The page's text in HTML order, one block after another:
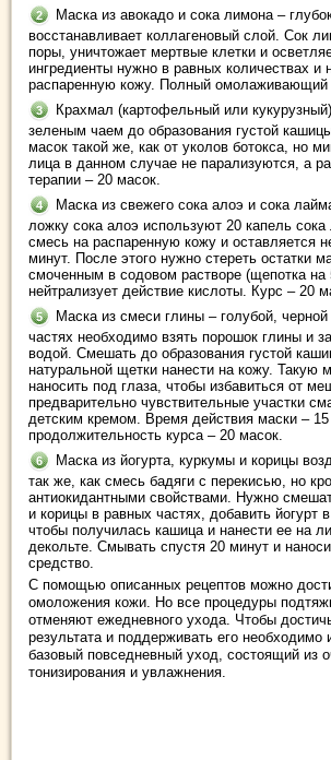
Маска из авокадо и сока лимона –
восстанавливает коллагеновый слой. Сок
поры, уничтожает мертвые клетки и
ингредиенты нужно в равных количествах и
распаренную кожу. Полный омолаживающий
Крахмал (картофельный или
зеленым чаем до образования густой
масок такой же, как от уколов ботокса, но
лица в данном случае не парализуются, а
терапии – 20 масок.
Маска из свежего сока алоэ и сока
ложку сока алоэ используют 20 капель
смесь на распаренную кожу и оставляется
минут. После этого нужно стереть остатки
смоченным в содовом растворе (щепотка
нейтрализует действие кислоты. Курс – 20
Маска из смеси глины – голубой,
частях необходимо взять порошок глины и
водой. Смешать до образования густой
натуральной щетки нанести на кожу. Такую
наносить под глаза, чтобы избавиться от
предварительно чувствительные участки
детским кремом. Время действия маски –
продолжительность курса – 20 масок.
Маска из йогурта, куркумы и корицы
так же, как смесь бадяги с перекисью, но
антиокидантными свойствами. Нужно
и корицы в равных частях, добавить йогурт
чтобы получилась кашица и нанести ее на
декольте. Смывать спустя 20 минут и
средство.
С помощью описанных рецептов можно
омоложения кожи. Но все процедуры
отменяют ежедневного ухода. Чтобы
результата и поддерживать его необходимо
базовый повседневный уход, состоящий из
тонизирования и увлажнения.